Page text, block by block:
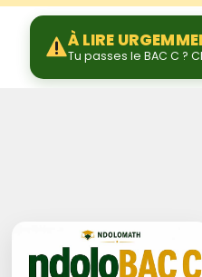
À LIRE
Tu passes le BAC C ?